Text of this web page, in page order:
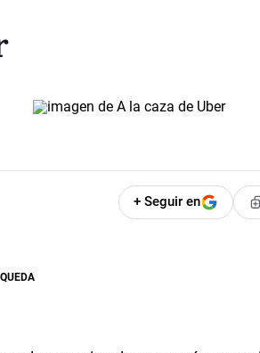
+ Seguir en